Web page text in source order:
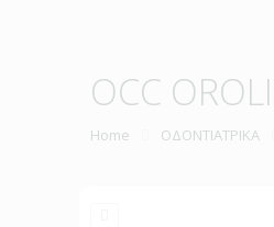
OCC
Home ΟΔΟΝΤΙΑΤΡΙΚΑ